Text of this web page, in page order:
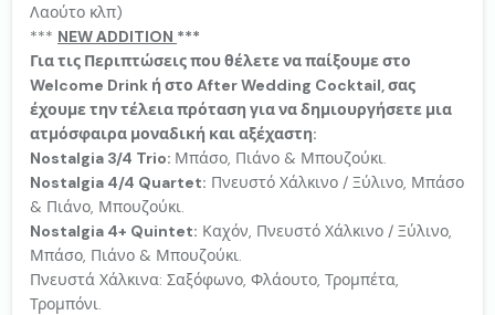
Λαούτο κλπ)
*** NEW ΑDDITION ***
Για τις Περιπτώσεις που θέλετε να παίξουμε στο
Welcome Drink ή στο After Wedding Cocktail, σας
έχουμε την τέλεια πρόταση για να δημιουργήσετε μια
ατμόσφαιρα μοναδική και αξέχαστη:
Nostalgia 3/4 Trio: Μπάσο, Πιάνο & Μπουζούκι.
Nostalgia 4/4 Quartet: Πνευστό Χάλκινο / Ξύλινο, Μπάσο
& Πιάνο, Μπουζούκι.
Nostalgia 4+ Quintet: Καχόν, Πνευστό Χάλκινο / Ξύλινο,
Μπάσο, Πιάνο & Μπουζούκι.
Πνευστά Χάλκινα: Σαξόφωνο, Φλάουτο, Τρομπέτα,
Τρομπόνι.